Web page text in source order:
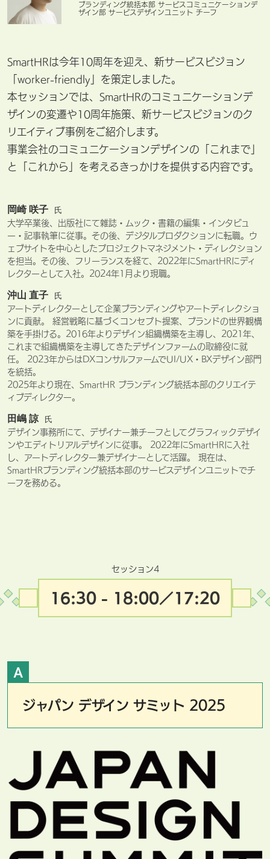
ブランディング統括本部 サービスコミュニケーションデ
ザイン部 サービスデザインユニット チーフ
SmartHRは今年10周年を迎え、新サービスビジョン
「worker-friendly」を策定しました。
本セッションでは、SmartHRのコミュニケーションデ
ザインの変遷や10周年施策、新サービスビジョンのク
リエイティブ事例をご紹介します。
事業会社のコミュニケーションデザインの「これまで」
と「これから」を考えるきっかけを提供する内容です。
岡崎 咲子 氏
大学卒業後、出版社にて雜誌・ムック・書籍の編集・インタビュ
ー・記事執筆に従事。その後、デジタルプロダクションに転職。ウ
ェブサイトを中心としたプロジェクトマネジメント・ディレクション
を担当。その後、​フリーランスを​経て、​2022年に​SmartHRに​ディ
レクターと​して​入社。2024年1月より現職。
沖山 直子 氏
アートディレクターとして企業ブランディングやアートディレクショ
ンに貢献。 経営戦略に基づくコンセプト提案、ブランドの世界観構
築を手掛ける。2016年よりデザイン組織構築を主導し、2021年、
これまで組織構築を主導してきたデザインファームの取締役に就
任。 2023年からはDXコンサルファームでUI/UX・BXデザイン部門
を統括。
2025年より現在、SmartHR ブランディング統括本部のクリエイテ
ィブディレクター。
田嶋 諒 氏
デザイン事務所にて、デザイナー兼チーフとしてグラフィックデザイ
ンやエディトリアルデザインに従事。 2022年にSmartHRに入社
し、アートディレクター兼デザイナーとして活躍。 現在は、
SmartHRブランディング統括本部のサービスデザインユニットでチ
ーフを務める。
セッション4
16:30 - 18:00／17:20
A
ジャパン デザイン サミット 2025